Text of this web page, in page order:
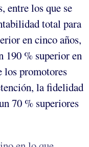
entre los que se
total para
en cinco años,
190 % superior en
los promotores
la fidelidad
70 % superiores